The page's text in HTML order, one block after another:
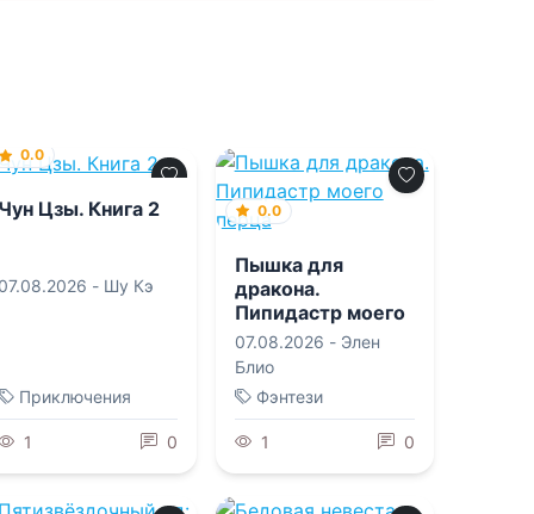
0.0
Чун Цзы. Книга 2
07.08.2026 - Шу Кэ
Приключения
1 0
0.0
Пышка для
дракона.
Пипидастр моего
перца
07.08.2026 - Элен
Блио
Фэнтези
1 0